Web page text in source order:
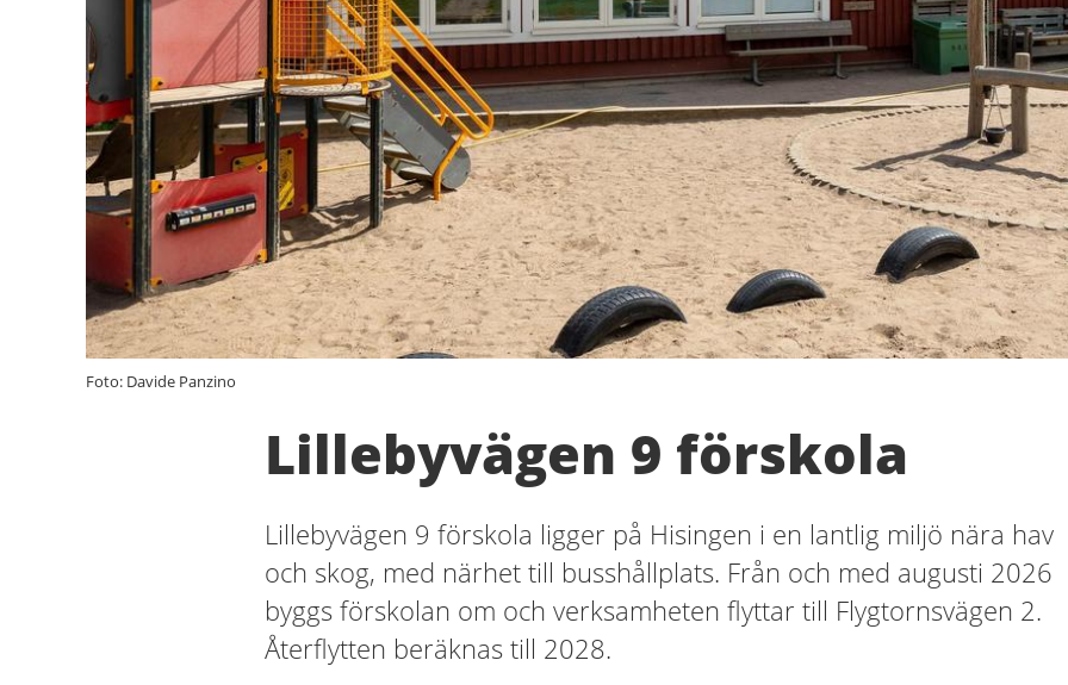
Foto: Davide Panzino
Lillebyvägen 9 förskola
Lillebyvägen 9 förskola ligger på Hisingen i en lantlig miljö nära hav
och skog, med närhet till busshållplats. Från och med augusti 2026
byggs förskolan om och verksamheten flyttar till Flygtornsvägen 2.
Återflytten beräknas till 2028.